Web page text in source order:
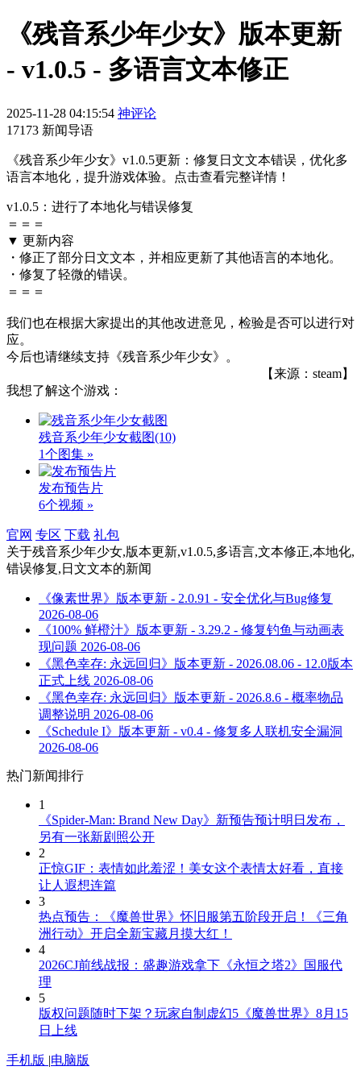
《残音系少年少女》版本更新
- v1.0.5 - 多语言文本修正
2025-11-28 04:15:54 神评论
17173 新闻导语
《残音系少年少女》v1.0.5更新：修复日文文本错误，优化多
语言本地化，提升游戏体验。点击查看完整详情！
v1.0.5：进行了本地化与错误修复
＝＝＝
▼ 更新内容
・修正了部分日文文本，并相应更新了其他语言的本地化。
・修复了轻微的错误。
＝＝＝
我们也在根据大家提出的其他改进意见，检验是否可以进行对
应。
今后也请继续支持《残音系少年少女》。
【来源：steam】
我想了解这个游戏：
残音系少年少女截图(10)
1个图集 »
发布预告片
6个视频 »
官网 专区 下载 礼包
关于残音系少年少女,版本更新,v1.0.5,多语言,文本修正,本地化,
错误修复,日文文本的新闻
《像素世界》版本更新 - 2.0.91 - 安全优化与Bug修复
2026-08-06
《100% 鲜橙汁》版本更新 - 3.29.2 - 修复钓鱼与动画表
现问题 2026-08-06
《黑色幸存: 永远回归》版本更新 - 2026.08.06 - 12.0版本
正式上线 2026-08-06
《黑色幸存: 永远回归》版本更新 - 2026.8.6 - 概率物品
调整说明 2026-08-06
《Schedule I》版本更新 - v0.4 - 修复多人联机安全漏洞
2026-08-06
热门新闻排行
1
《Spider-Man: Brand New Day》新预告预计明日发布，
另有一张新剧照公开
2
正惊GIF：表情如此羞涩！美女这个表情太好看，直接
让人遐想连篇
3
热点预告：《魔兽世界》怀旧服第五阶段开启！《三角
洲行动》开启全新宝藏月摸大红！
4
2026CJ前线战报：盛趣游戏拿下《永恒之塔2》国服代
理
5
版权问题随时下架？玩家自制虚幻5《魔兽世界》8月15
日上线
手机版 |电脑版